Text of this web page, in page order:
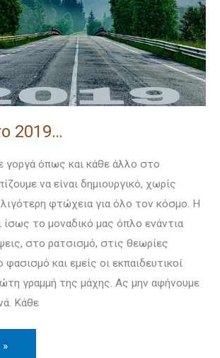
2019…
γοργά όπως και κάθε άλλο στο
να είναι δημιουργικό, χωρίς
φτώχεια για όλο τον κόσμο. Η
ίσως το μοναδικό μας όπλο ενάντια
στο ρατσισμό, στις θεωρίες
και εμείς οι εκπαι­δευ­τικοί
γραμμή της μάχης. Ας μην αφήνουμε
Κάθε